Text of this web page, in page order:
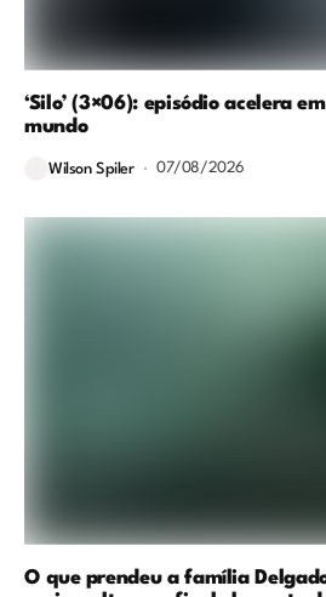
‘Silo’ (3×06): episódio acelera
mundo
Wilson Spiler 07/08/2026
O que prendeu a família